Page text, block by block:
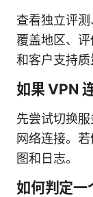
查看独立评
覆盖地区、
和客户支持质
如果 VPN
先尝试切换
网络连接。
图和日志。
如何判定一